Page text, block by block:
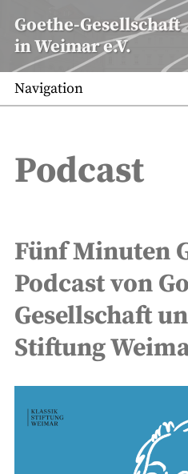
Inhalt
springen
Goethe-Gesellschaft
in Weimar e.V.
Navigation
Podcast
Fünf Minuten
Podcast von
Gesellschaft
Stiftung